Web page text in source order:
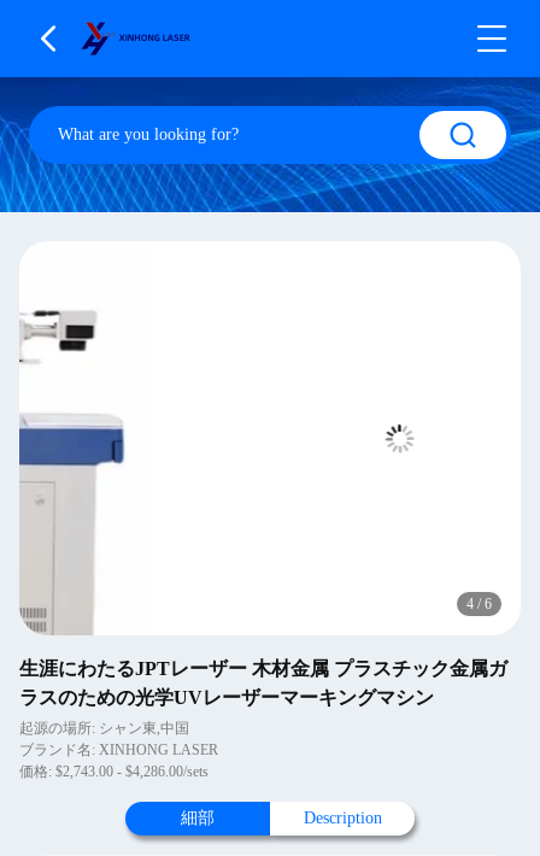
4 / 6
生涯にわたるJPTレーザー 木材金属 プラスチック金属ガ
ラスのための光学UVレーザーマーキングマシン
起源の場所: シャン東,中国
ブランド名: XINHONG LASER
価格: $2,743.00 - $4,286.00/sets
細部 Description